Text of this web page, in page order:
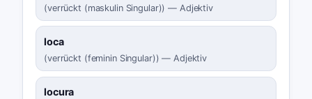
(verrückt (maskulin Singular)) — Adjektiv
loca
(verrückt (feminin Singular)) — Adjektiv
locura